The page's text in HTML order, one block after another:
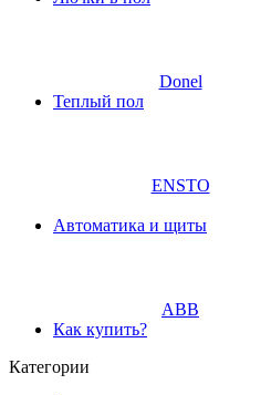
Donel
Теплый пол
ENSTO
Автоматика и щиты
ABB
Как купить?
Категории